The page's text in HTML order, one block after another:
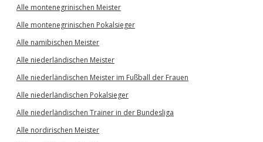
Alle montenegrinischen Meister
Alle montenegrinischen Pokalsieger
Alle namibischen Meister
Alle niederländischen Meister
Alle niederländischen Meister im Fußball der Frauen
Alle niederländischen Pokalsieger
Alle niederländischen Trainer in der Bundesliga
Alle nordirischen Meister